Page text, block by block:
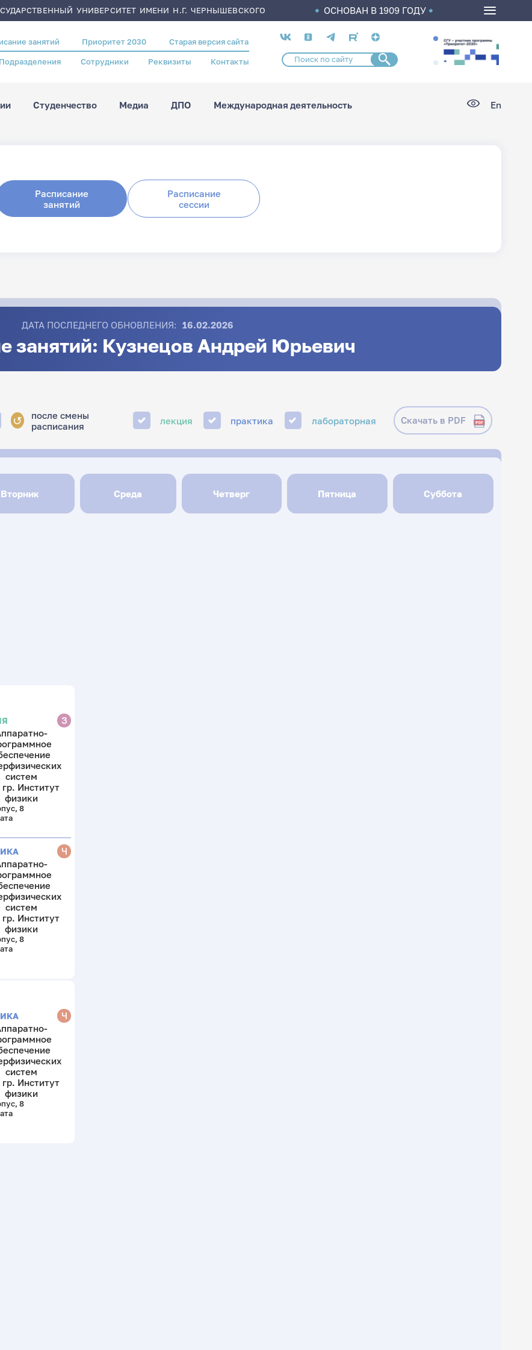
УНИВЕРСИТЕТ ИМЕНИ Н.Г. ЧЕРНЫШЕВСКОГО ОСНОВАН В 1909 ГОДУ
занятий Приоритет 2030 Старая версия сайта
Подразделения Сотрудники Реквизиты Контакты
Социальные
сети
Студенчество Медиа ДПО Международная деятельность En
Расписание
занятий
Расписание
сессии
ДАТА ПОСЛЕДНЕГО ОБНОВЛЕНИЯ: 16.02.2026
занятий: Кузнецов Андрей Юрьевич
↺
после смены
расписания
лекция практика лабораторная Скачать в PDF
Вторник Среда Четверг Пятница Суббота
З
систем
гр. Институт
физики
8
Ч
систем
гр. Институт
физики
8
Ч
систем
гр. Институт
физики
8